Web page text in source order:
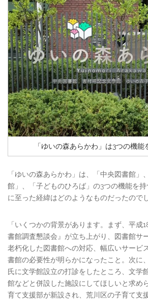
「ゆいの森あらかわ」は3つの機能
「ゆいの森あらかわ」は、「中央図書館」
館」、「子どものひろば」の3つの機能を
に至った経緯はどのようなものだったので
「いくつかの背景があります。まず、平成
書館調査懇談会』が立ち上がり、図書館サ
老朽化した図書館への対応、幅広いサービ
書館の必要性が明らかになったこと。次に
氏に文学館設立の打診をしたところ、文学
館などと併設した施設にしてほしいと求め
育て支援部が新設され、荒川区の子育て支